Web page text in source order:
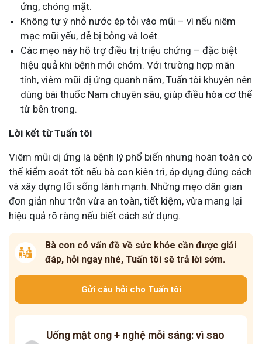
ứng, chóng mặt.
Không tự ý nhỏ nước ép tỏi vào mũi – vì nếu niêm
mạc mũi yếu, dễ bị bỏng và loét.
Các mẹo này hỗ trợ điều trị triệu chứng – đặc biệt
hiệu quả khi bệnh mới chớm. Với trường hợp mãn
tính, viêm mũi dị ứng quanh năm, Tuấn tôi khuyên nên
dùng bài thuốc Nam chuyên sâu, giúp điều hòa cơ thể
từ bên trong.
Lời kết từ Tuấn tôi
Viêm mũi dị ứng là bệnh lý phổ biến nhưng hoàn toàn có
thể kiểm soát tốt nếu bà con kiên trì, áp dụng đúng cách
và xây dựng lối sống lành mạnh. Những mẹo dân gian
đơn giản như trên vừa an toàn, tiết kiệm, vừa mang lại
hiệu quả rõ ràng nếu biết cách sử dụng.
Bà con có vấn đề về sức khỏe cần được giải
đáp, hỏi ngay nhé, Tuấn tôi sẽ trả lời sớm.
Gửi câu hỏi cho Tuấn tôi
Uống mật ong + nghệ mỗi sáng: vì sao